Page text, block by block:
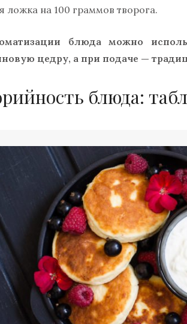
ложка на 100 граммов творога.
блюда можно
цедру, а при подаче —
блюда: